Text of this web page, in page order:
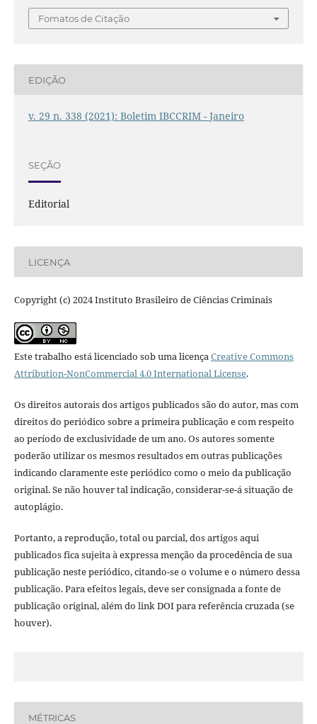
Fomatos de Citação
EDIÇÃO
v. 29 n. 338 (2021): Boletim IBCCRIM - Janeiro
SEÇÃO
Editorial
LICENÇA
Copyright (c) 2024 Instituto Brasileiro de Ciências Criminais
Este trabalho está licenciado sob uma licençaCreative Commons
Attribution-NonCommercial 4.0 International License.
Os direitos autorais dos artigos publicados são do autor, mas com
direitos do periódico sobre a primeira publicação e com respeito
ao período de exclusividade de um ano. Os autores somente
poderão utilizar os mesmos resultados em outras publicações
indicando claramente este periódico como o meio da publicação
original. Se não houver tal indicação, considerar-se-á situação de
autoplágio.
Portanto, a reprodução, total ou parcial, dos artigos aqui
publicados fica sujeita à expressa menção da procedência de sua
publicação neste periódico, citando-se o volume e o número dessa
publicação. Para efeitos legais, deve ser consignada a fonte de
publicação original, além do link DOI para referência cruzada (se
houver).
MÉTRICAS